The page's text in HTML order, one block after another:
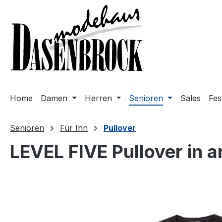
Hauptinhalt springen
Zur Hauptnavigation springen
Home Damen Herren Senioren Sales
Senioren Für Ihn Pullover
LEVEL FIVE Pullover in